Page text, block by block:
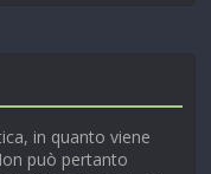
in quanto viene
può pertanto